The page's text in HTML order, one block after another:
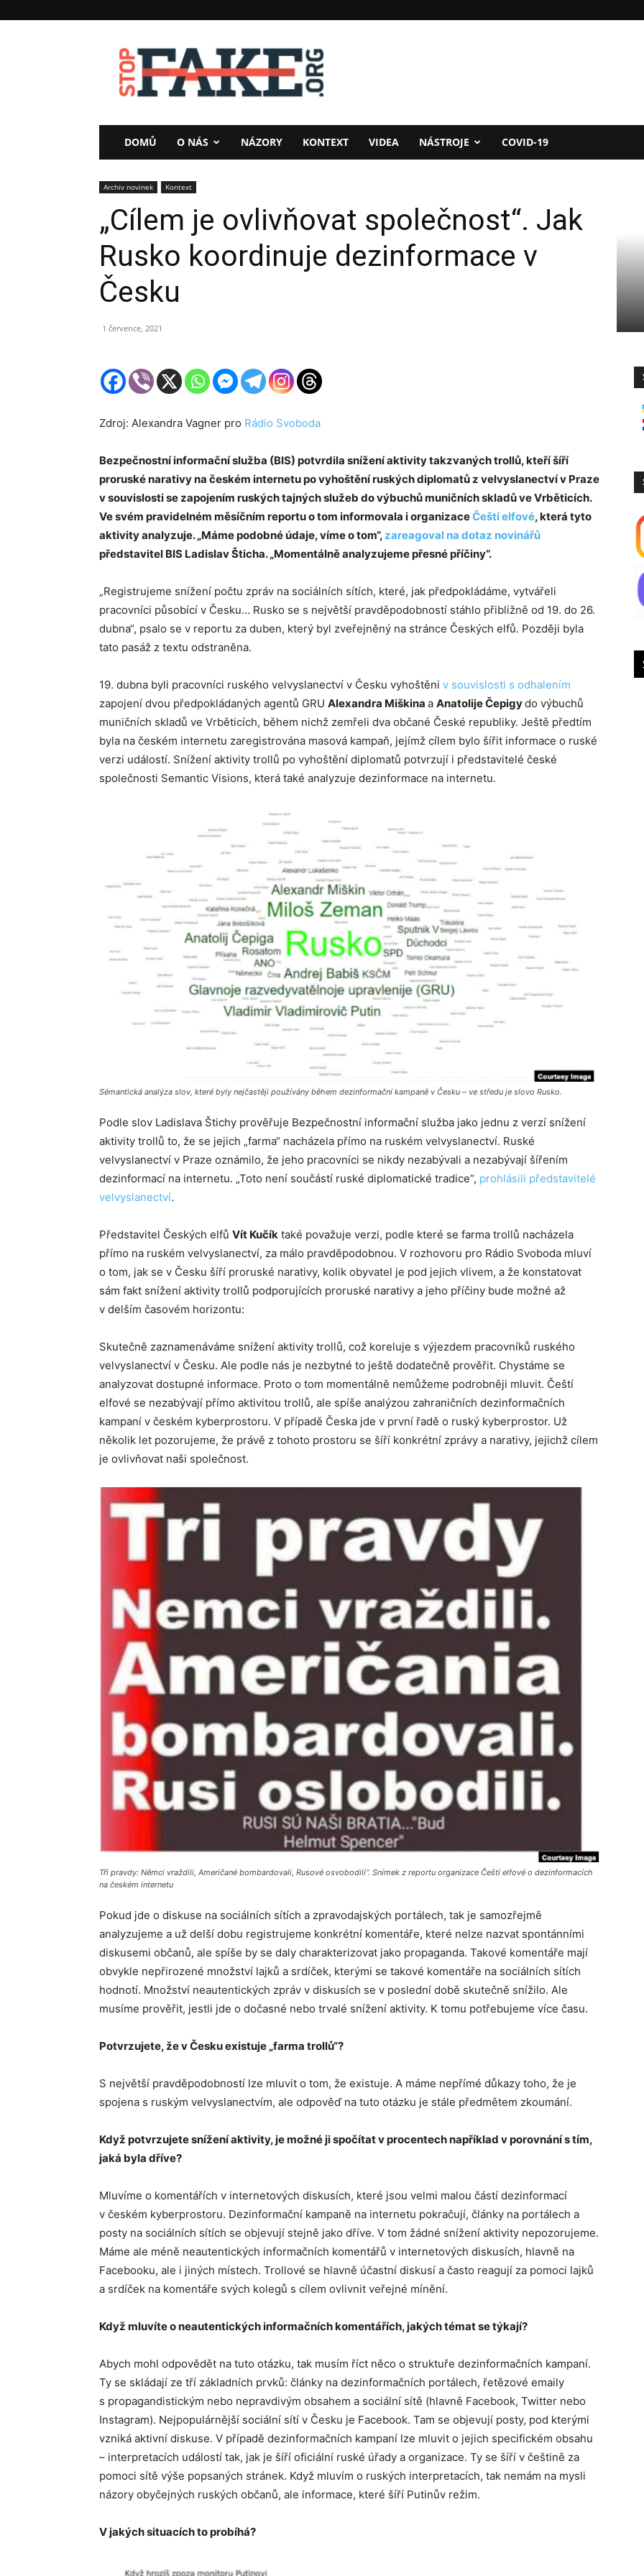
StopFake
DOMŮ O NÁS NÁZORY KONTEXT VIDEA NÁSTROJE COVID-19
Archiv novinek Kontext
„Cílem je ovlivňovat společnost“. Jak
Rusko koordinuje dezinformace v
Česku
1 července, 2021
Zdroj: Alexandra Vagner pro Rádio Svoboda
Bezpečnostní informační služba (BIS) potvrdila snížení aktivity takzvaných trollů, kteří šíří
proruské narativy na českém internetu po vyhoštění ruských diplomatů z velvyslanectví v Praze
v souvislosti se zapojením ruských tajných služeb do výbuchů muničních skladů ve Vrběticích.
Ve svém pravidelném měsíčním reportu o tom informovala i organizaceČeští elfové, která tyto
aktivity analyzuje. „Máme podobné údaje, víme o tom“,zareagoval na dotaz novinářů
představitel BIS Ladislav Šticha. „Momentálně analyzujeme přesné příčiny“.
„Registrujeme snížení počtu zpráv na sociálních sítích, které, jak předpokládáme, vytvářeli
pracovníci působící v Česku… Rusko se s největší pravděpodobností stáhlo přibližně od 19. do 26.
dubna“, psalo se v reportu za duben, který byl zveřejněný na stránce Českých elfů. Později byla
tato pasáž z textu odstraněna.
19. dubna byli pracovníci ruského velvyslanectví v Česku vyhoštěni v souvislosti s odhalením
zapojení dvou předpokládaných agentů GRU Alexandra Miškina a Anatolije Čepigydo výbuchů
muničních skladů ve Vrběticích, během nichž zemřeli dva občané České republiky. Ještě předtím
byla na českém internetu zaregistrována masová kampaň, jejímž cílem bylo šířit informace o ruské
verzi událostí. Snížení aktivity trollů po vyhoštění diplomatů potvrzují i představitelé české
společnosti Semantic Visions, která také analyzuje dezinformace na internetu.
Sémantická analýza slov, které byly nejčastěji používány během dezinformační kampaně v Česku – ve středu je slovo Rusko.
Podle slov Ladislava Štichy prověřuje Bezpečnostní informační služba jako jednu z verzí snížení
aktivity trollů to, že se jejich „farma“ nacházela přímo na ruském velvyslanectví. Ruské
velvyslanectví v Praze oznámilo, že jeho pracovníci se nikdy nezabývali a nezabývají šířením
dezinformací na internetu. „Toto není součástí ruské diplomatické tradice“, prohlásili představitelé
velvyslanectví.
Představitel Českých elfů Vít Kučík také považuje verzi, podle které se farma trollů nacházela
přímo na ruském velvyslanectví, za málo pravděpodobnou. V rozhovoru pro Rádio Svoboda mluví
o tom, jak se v Česku šíří proruské narativy, kolik obyvatel je pod jejich vlivem, a že konstatovat
sám fakt snížení aktivity trollů podporujících proruské narativy a jeho příčiny bude možné až
v delším časovém horizontu:
Skutečně zaznamenáváme snížení aktivity trollů, což koreluje s výjezdem pracovníků ruského
velvyslanectví v Česku. Ale podle nás je nezbytné to ještě dodatečně prověřit. Chystáme se
analyzovat dostupné informace. Proto o tom momentálně nemůžeme podrobněji mluvit. Čeští
elfové se nezabývají přímo aktivitou trollů, ale spíše analýzou zahraničních dezinformačních
kampaní v českém kyberprostoru. V případě Česka jde v první řadě o ruský kyberprostor. Už
několik let pozorujeme, že právě z tohoto prostoru se šíří konkrétní zprávy a narativy, jejichž cílem
je ovlivňovat naši společnost.
Tři pravdy: Němci vraždili, Američané bombardovali, Rusové osvobodili“. Snímek z reportu organizace Čeští elfové o dezinformacích
na českém internetu
Pokud jde o diskuse na sociálních sítích a zpravodajských portálech, tak je samozřejmě
analyzujeme a už delší dobu registrujeme konkrétní komentáře, které nelze nazvat spontánními
diskusemi občanů, ale spíše by se daly charakterizovat jako propaganda. Takové komentáře mají
obvykle nepřirozené množství lajků a srdíček, kterými se takové komentáře na sociálních sítích
hodnotí. Množství neautentických zpráv v diskusích se v poslední době skutečně snížilo. Ale
musíme prověřit, jestli jde o dočasné nebo trvalé snížení aktivity. K tomu potřebujeme více času.
Potvrzujete, že v Česku existuje „farma trollů“?
S největší pravděpodobností lze mluvit o tom, že existuje. A máme nepřímé důkazy toho, že je
spojena s ruským velvyslanectvím, ale odpověď na tuto otázku je stále předmětem zkoumání.
Když potvrzujete snížení aktivity, je možné ji spočítat v procentech například v porovnání s tím,
jaká byla dříve?
Mluvíme o komentářích v internetových diskusích, které jsou velmi malou částí dezinformací
v českém kyberprostoru. Dezinformační kampaně na internetu pokračují, články na portálech a
posty na sociálních sítích se objevují stejně jako dříve. V tom žádné snížení aktivity nepozorujeme.
Máme ale méně neautentických informačních komentářů v internetových diskusích, hlavně na
Facebooku, ale i jiných místech. Trollové se hlavně účastní diskusí a často reagují za pomoci lajků
a srdíček na komentáře svých kolegů s cílem ovlivnit veřejné mínění.
Když mluvíte o neautentických informačních komentářích, jakých témat se týkají?
Abych mohl odpovědět na tuto otázku, tak musím říct něco o struktuře dezinformačních kampaní.
Ty se skládají ze tří základních prvků: články na dezinformačních portálech, řetězové emaily
s propagandistickým nebo nepravdivým obsahem a sociální sítě (hlavně Facebook, Twitter nebo
Instagram). Nejpopulárnější sociální sítí v Česku je Facebook. Tam se objevují posty, pod kterými
vzniká aktivní diskuse. V případě dezinformačních kampaní lze mluvit o jejich specifickém obsahu
– interpretacích událostí tak, jak je šíří oficiální ruské úřady a organizace. Ty se šíří v češtině za
pomoci sítě výše popsaných stránek. Když mluvím o ruských interpretacích, tak nemám na mysli
názory obyčejných ruských občanů, ale informace, které šíří Putinův režim.
V jakých situacích to probíhá?